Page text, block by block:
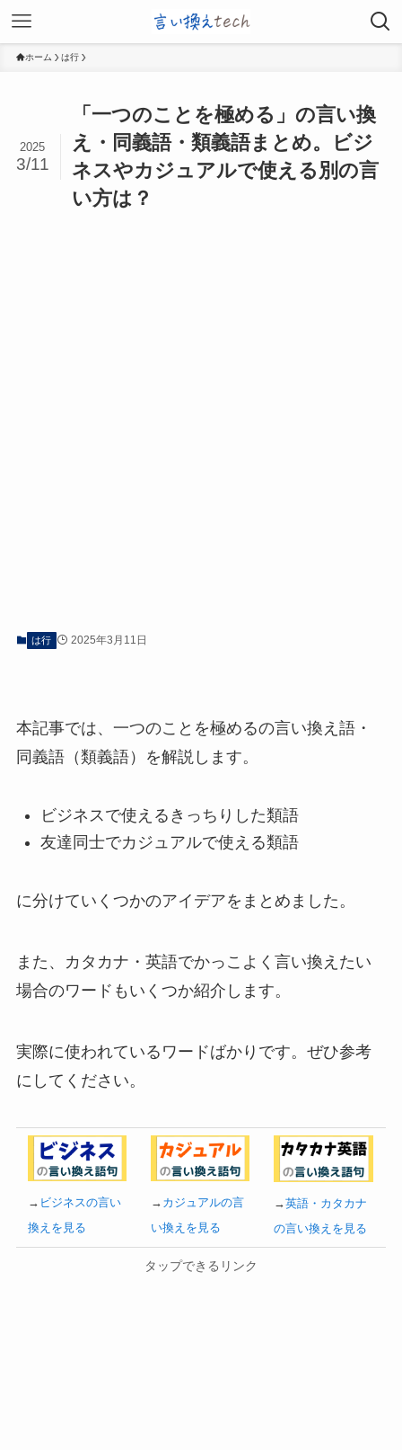
ホーム は行
「一つのことを極める」の言い換
え・同義語・類義語まとめ。ビジ
ネスやカジュアルで使える別の言
い方は？
2025
3/11
は行 2025年3月11日
本記事では、一つのことを極めるの言い換え語・
同義語（類義語）を解説します。
ビジネスで使えるきっちりした類語
友達同士でカジュアルで使える類語
に分けていくつかのアイデアをまとめました。
また、カタカナ・英語でかっこよく言い換えたい
場合のワードもいくつか紹介します。
実際に使われているワードばかりです。ぜひ参考
にしてください。
→ ビジネスの言い
換えを見る
→ カジュアルの言
い換えを見る
→英語・カタカナ
の言い換えを見る
タップできるリンク